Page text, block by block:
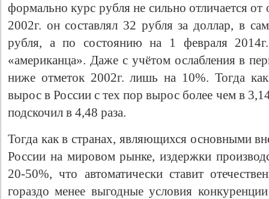
формально курс рубля не сильно отличается
2002г. он составлял 32 рубля за доллар, в
рубля, а по состоянию на 1 февраля
«американца». Даже с учётом ослабления в
ниже отметок 2002г. лишь на 10%. Тогда как
вырос в России с тех пор вырос более чем в
подскочил в 4,48 раза.
Тогда как в странах, являющихся основными
России на мировом рынке, издержки
20-50%, что автоматически ставит
гораздо менее выгодные условия